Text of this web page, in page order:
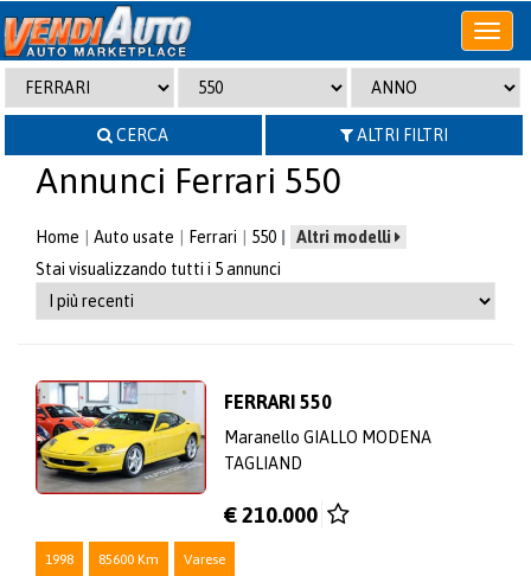
Apri
o
chiudi
menu
CERCA
ALTRI FILTRI
Annunci Ferrari 550
Home Auto usate Ferrari 550
Altri modelli
Stai visualizzando tutti i 5 annunci
FERRARI 550
Maranello GIALLO MODENA
TAGLIAND
€ 210.000
1998 85600 Km Varese